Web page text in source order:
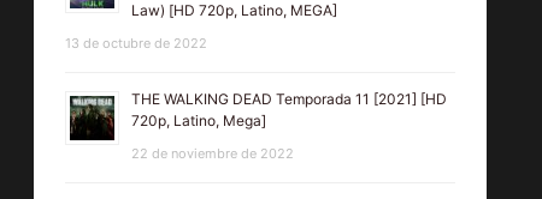
Law) [HD 720p, Latino, MEGA]
13 de octubre de 2022
THE WALKING DEAD Temporada 11 [2021] [HD
720p, Latino, Mega]
22 de noviembre de 2022